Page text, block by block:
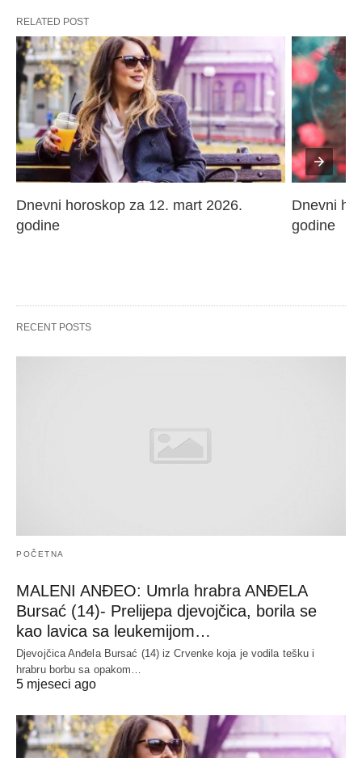
RELATED POST
Dnevni horoskop za 12. mart 2026.
godine
Dnevni
godine
RECENT POSTS
POČETNA
MALENI ANĐEO: Umrla hrabra ANĐELA
Bursać (14)- Prelijepa djevojčica, borila se
kao lavica sa leukemijom…
Djevojčica Anđela Bursać (14) iz Crvenke koja je vodila tešku i
hrabru borbu sa opakom…
5 mjeseci ago